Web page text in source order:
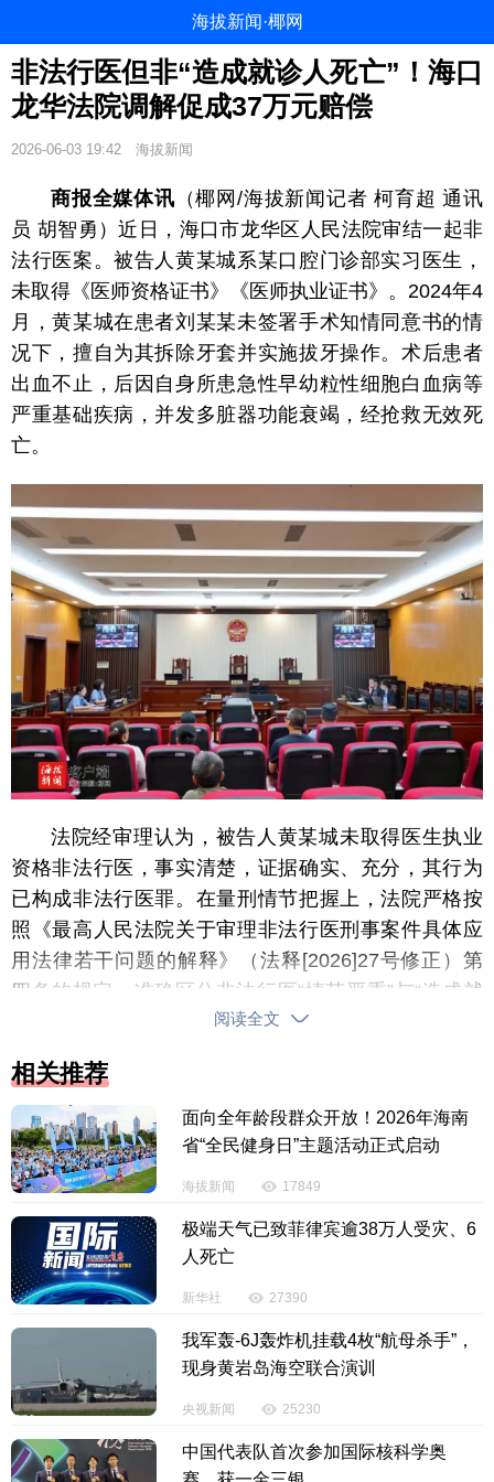
海拔新闻·椰网
非法行医但非“造成就诊人死亡”！海口
龙华法院调解促成37万元赔偿
2026-06-03 19:42 海拔新闻
商报全媒体讯 （椰网/海拔新闻记者 柯育超 通讯
员 胡智勇）近日，海口市龙华区人民法院审结一起非
法行医案。被告人黄某城系某口腔门诊部实习医生，
未取得《医师资格证书》《医师执业证书》。2024年4
月，黄某城在患者刘某某未签署手术知情同意书的情
况下，擅自为其拆除牙套并实施拔牙操作。术后患者
出血不止，后因自身所患急性早幼粒性细胞白血病等
严重基础疾病，并发多脏器功能衰竭，经抢救无效死
亡。
法院经审理认为，被告人黄某城未取得医生执业
资格非法行医，事实清楚，证据确实、充分，其行为
已构成非法行医罪。在量刑情节把握上，法院严格按
照《最高人民法院关于审理非法行医刑事案件具体应
用法律若干问题的解释》（法释[2026]27号修正）第
四条的规定，准确区分非法行医“情节严重”与“造成就
诊人死亡”两种情形。根据海南医学院第二附属医院出
细胞白血病（M3型）、高血压3级（极高危）、2型糖
尿病等多种严重器质性疾病。其死亡的根本原因在于
自身严重疾病的自然进展及并发症，黄某城的擅自拔
牙行为虽系患者出血及病情恶化的诱发因素，但并非
医罪“情节严重”的规定，在三年以下有期徒刑幅度内量
刑，符合罪责刑相适应原则。
案件审理期间，承办法官没有简单就案办案，而
是多次与被害人家属、被告人黄某城及其所在门诊部
进行沟通，耐心释法说理，积极化解矛盾。经过多轮
调解，最终促成各方达成和解协议：被告人黄某城赔
偿被害人家属20万元，其所在口腔门诊部赔偿17万
阅读全文
相关推荐
面向全年龄段群众开放！2026年海南
省“全民健身日”主题活动正式启动
海拔新闻 17849
极端天气已致菲律宾逾38万人受灾、6
人死亡
新华社 27390
我军轰-6J轰炸机挂载4枚“航母杀手”，
现身黄岩岛海空联合演训
央视新闻 25230
中国代表队首次参加国际核科学奥